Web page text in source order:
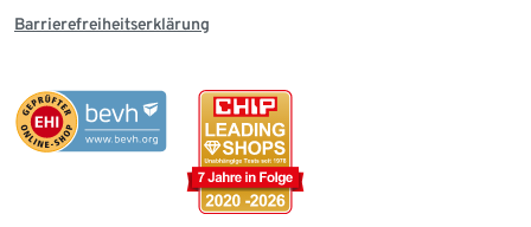
Barrierefreiheitserklärung